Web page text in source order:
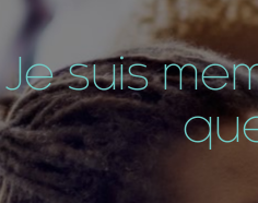
Je suis